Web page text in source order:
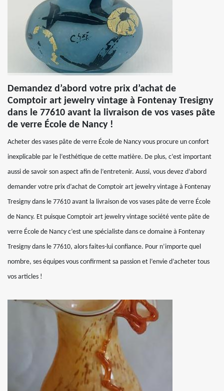
Demandez d’abord votre prix d’achat de
Comptoir art jewelry vintage à Fontenay Tresigny
dans le 77610 avant la livraison de vos vases pâte
de verre École de Nancy !
Acheter des vases pâte de verre École de Nancy vous procure un confort
inexplicable par le l’esthétique de cette matière. De plus, c’est important
aussi de savoir son aspect afin de l’entretenir. Aussi, vous devez d’abord
demander votre prix d’achat de Comptoir art jewelry vintage à Fontenay
Tresigny dans le 77610 avant la livraison de vos vases pâte de verre École
de Nancy. Et puisque Comptoir art jewelry vintage société vente pâte de
verre École de Nancy c’est une spécialiste dans ce domaine à Fontenay
Tresigny dans le 77610, alors faites-lui confiance. Pour n’importe quel
nombre, ses équipes vous confirment sa passion et l’envie d’acheter tous
vos articles !